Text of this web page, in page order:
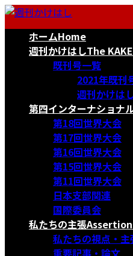
コ
ナ
ホームHome
週刊かけはしThe
既刊号一覧
2021年既刊
週刊かけは
第四インターナショナ
第18回世界大会
第17回世界大会
第16回世界大会
第15回世界大会
第11回世界大会
日本支部関連
国際委員会
私たちの主張
私たちの視点・主
重要記事・論文